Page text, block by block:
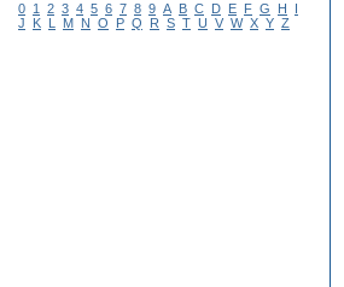
0 1 2 3 4 5 6 7 8 9 A B C D E F G H
I
J
K L M N O P Q R S T U V W X Y Z